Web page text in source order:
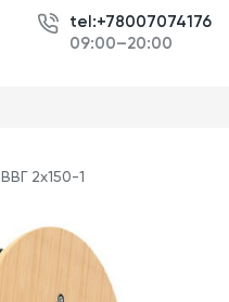
tel:+78007074176
09:00–20:00
ВВГ 2x150-1